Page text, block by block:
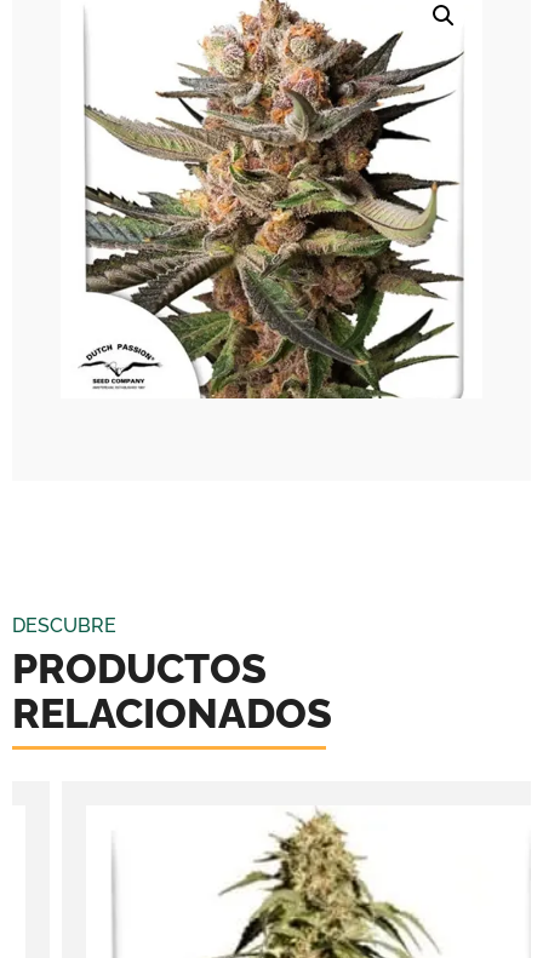
DESCUBRE
PRODUCTOS
RELACIONADOS